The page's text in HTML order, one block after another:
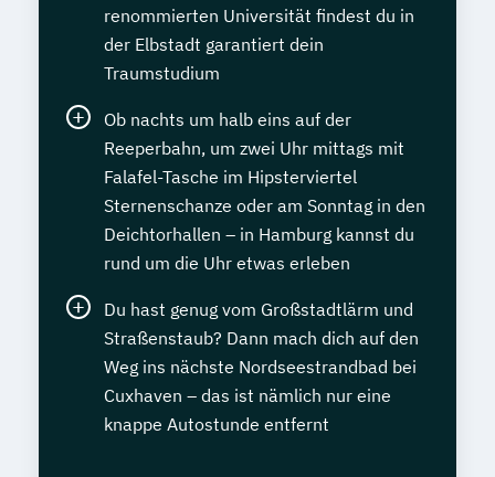
renommierten Universität findest du in
der Elbstadt garantiert dein
Traumstudium
Ob nachts um halb eins auf der
Reeperbahn, um zwei Uhr mittags mit
Falafel-Tasche im Hipsterviertel
Sternenschanze oder am Sonntag in den
Deichtorhallen – in Hamburg kannst du
rund um die Uhr etwas erleben
Du hast genug vom Großstadtlärm und
Straßenstaub? Dann mach dich auf den
Weg ins nächste Nordseestrandbad bei
Cuxhaven – das ist nämlich nur eine
knappe Autostunde entfernt